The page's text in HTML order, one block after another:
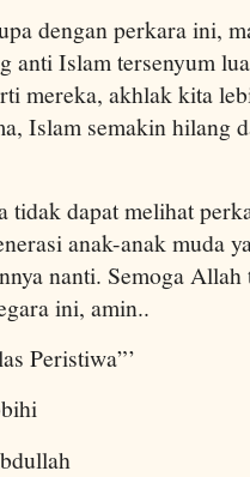
dengan perkara ini,
anti Islam tersenyum
mereka, akhlak kita
Islam semakin hilang
tidak dapat melihat
anak-anak muda
nanti. Semoga
ini, amin..
Peristiwa”’